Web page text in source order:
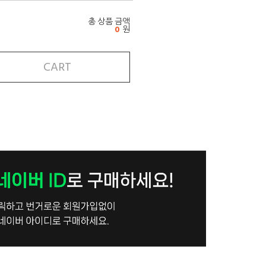
총 상품 금액
0 원
CART